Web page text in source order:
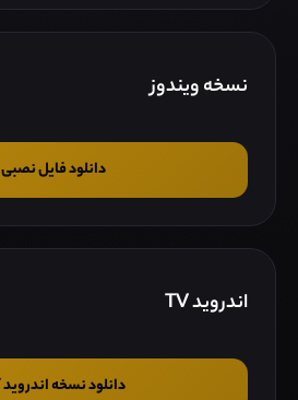
نسخه ویندوز
دانلود فایل نصبی
اندروید TV
دانلود نسخه اندروید TV